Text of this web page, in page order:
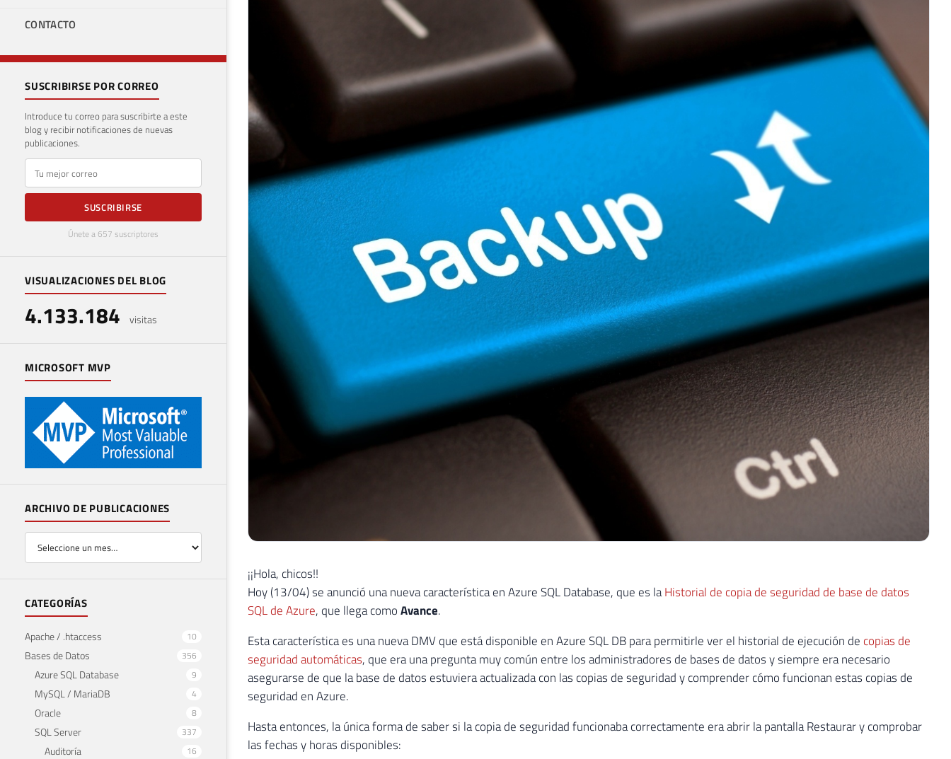
CONTACTO
SUSCRIBIRSE POR CORREO
Introduce tu correo para suscribirte a este
blog y recibir notificaciones de nuevas
publicaciones.
E-mail
SUSCRIBIRSE
Únete a 657 suscriptores
VISUALIZACIONES DEL BLOG
4.133.184 visitas
MICROSOFT MVP
ARCHIVO DE PUBLICACIONES
CATEGORÍAS
Apache / .htaccess 10
Bases de Datos 356
Azure SQL Database 9
MySQL / MariaDB 4
Oracle 8
SQL Server 337
Auditoría 16
¡¡Hola, chicos!!
Hoy (13/04) se anunció una nueva característica en Azure SQL Database, que es laHistorial de copia de seguridad de base de datos
SQL de Azure, que llega comoAvance.
Esta característica es una nueva DMV que está disponible en Azure SQL DB para permitirle ver el historial de ejecución de copias de
seguridad automáticas, que era una pregunta muy común entre los administradores de bases de datos y siempre era necesario
asegurarse de que la base de datos estuviera actualizada con las copias de seguridad y comprender cómo funcionan estas copias de
seguridad en Azure.
Hasta entonces, la única forma de saber si la copia de seguridad funcionaba correctamente era abrir la pantalla Restaurar y comprobar
las fechas y horas disponibles: